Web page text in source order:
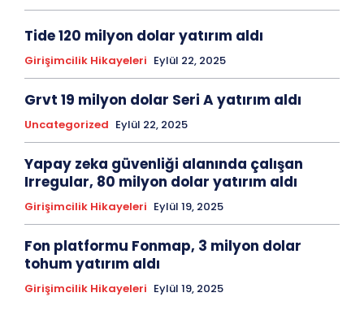
Tide 120 milyon dolar yatırım aldı
Girişimcilik Hikayeleri Eylül 22, 2025
Grvt 19 milyon dolar Seri A yatırım aldı
Uncategorized Eylül 22, 2025
Yapay zeka güvenliği alanında çalışan
Irregular, 80 milyon dolar yatırım aldı
Girişimcilik Hikayeleri Eylül 19, 2025
Fon platformu Fonmap, 3 milyon dolar
tohum yatırım aldı
Girişimcilik Hikayeleri Eylül 19, 2025